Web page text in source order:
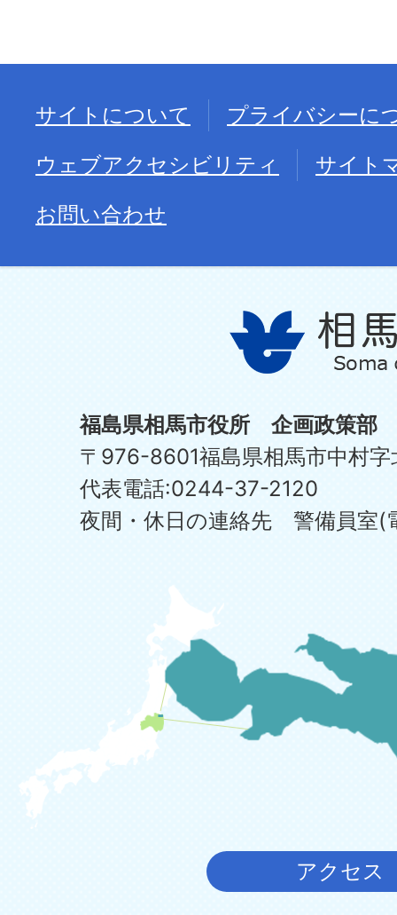
サイトについて
プライバシーに
ウェブアクセシビリティ
サイト
お問い合わせ
福島県相馬市役所 企画政策部
〒976-8601福島県相馬市中村
代表電話:0244-37-2120
夜間・休日の連絡先 警備員室
アクセス